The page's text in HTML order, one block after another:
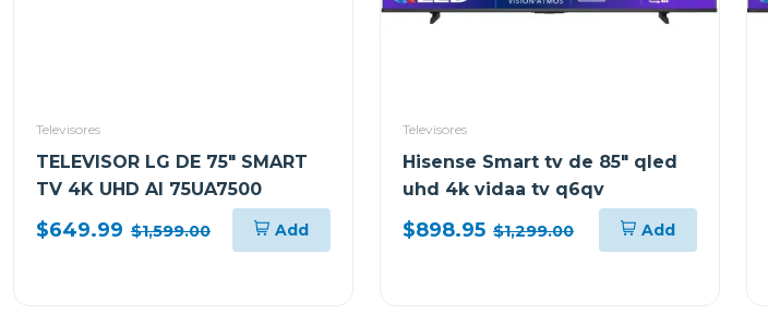
Televisores
TELEVISOR LG DE 75" SMART
TV 4K UHD AI 75UA7500
$649.99 $1,599.00 Add
Televisores
Hisense Smart tv de 85" qled
uhd 4k vidaa tv q6qv
$898.95 $1,299.00 Add